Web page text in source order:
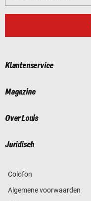
Klantenservice
Magazine
Over Louis
Juridisch
Colofon
Algemene voorwaarden